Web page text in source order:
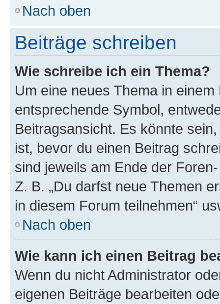
Nach oben
Beiträge schreiben
Wie schreibe ich ein Thema?
Um eine neues Thema in
entsprechende Symbol,
Beitragsansicht. Es könnte
ist, bevor du einen Beitrag
sind jeweils am Ende der
Z. B. „Du darfst neue Themen
in diesem Forum teilnehmen“
Nach oben
Wie kann ich einen Beitrag
Wenn du nicht Administrator
eigenen Beiträge bearbeiten